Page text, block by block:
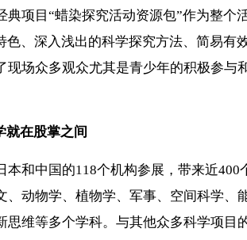
项目“蜡染探究活动资源包”作为整个
、深入浅出的科学探究方法、简易有
现场众多观众尤其是青少年的积极参与
在股掌之间
和中国的118个机构参展，带来近400
动物学、植物学、军事、空间科学、
维等多个学科。与其他众多科学项目